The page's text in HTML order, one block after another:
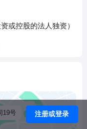
力、以强化人才队
务多元”的新型商业
老字号特色专业经营
或控股的法人独资）
19号 注册或登录